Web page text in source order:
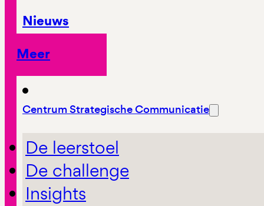
Nieuws
Meer
Centrum Strategische Communicatie
De leerstoel
De challenge
Insights